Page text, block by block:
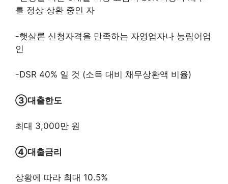
를 정상 상환 중인 자
-햇살론 신청자격을 만족하는 자영업자나 농림어업
인
-DSR 40% 일 것 (소득 대비 채무상환액 비율)
③대출한도
최대 3,000만 원
④대출금리
상황에 따라 최대 10.5%